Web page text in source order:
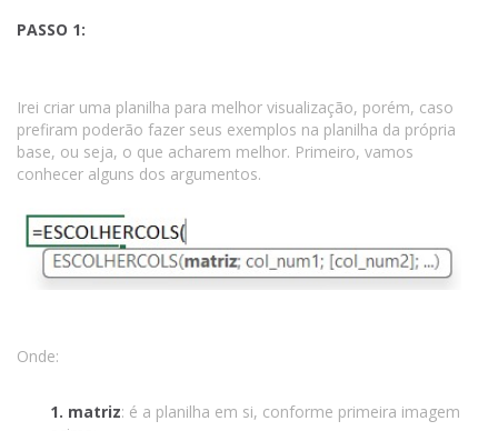
PASSO 1:
Irei criar uma planilha para melhor visualização, porém, caso
prefiram poderão fazer seus exemplos na planilha da própria
base, ou seja, o que acharem melhor. Primeiro, vamos
conhecer alguns dos argumentos.
Onde:
1. matriz: é a planilha em si, conforme primeira imagem